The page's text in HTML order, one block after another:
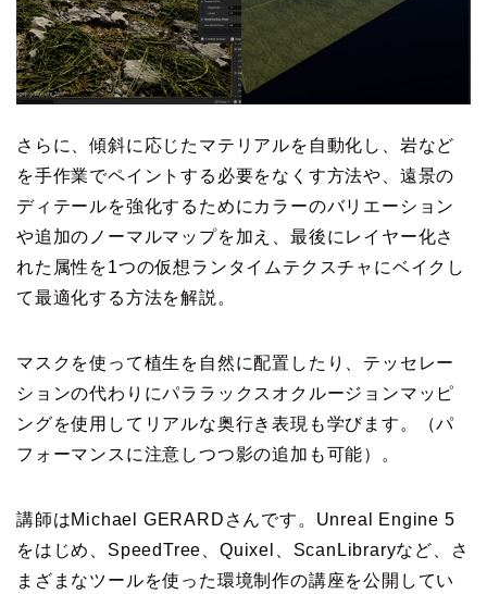
さらに、傾斜に応じたマテリアルを自動化し、岩など
を手作業でペイントする必要をなくす方法や、遠景の
ディテールを強化するためにカラーのバリエーション
や追加のノーマルマップを加え、最後にレイヤー化さ
れた属性を1つの仮想ランタイムテクスチャにベイクし
て最適化する方法を解説。
マスクを使って植生を自然に配置したり、テッセレー
ションの代わりにパララックスオクルージョンマッピ
ングを使用してリアルな奥行き表現も学びます。（パ
フォーマンスに注意しつつ影の追加も可能）。
講師はMichael GERARDさんです。Unreal Engine 5
をはじめ、SpeedTree、Quixel、ScanLibraryなど、さ
まざまなツールを使った環境制作の講座を公開してい